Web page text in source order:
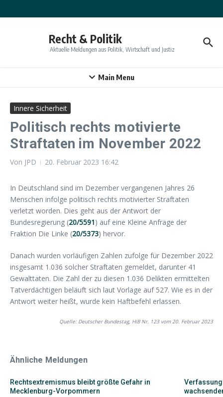
Recht & Politik
Aktuelle Meldungen aus Politik, Wirtschaft und Justiz
Main Menu
Innere Sicherheit
Politisch rechts motivierte
Straftaten im November 2022
Von JPD 20. Februar 2023 16:42
In Deutschland sind im Dezember vergangenen Jahres 26
Menschen infolge politisch rechts motivierter Straftaten
verletzt worden. Dies geht aus der Antwort der
Bundesregierung (20/5591) auf eine Kleine Anfrage der
Fraktion Die Linke (20/5373) hervor.
Danach wurden vorläufigen Zahlen zufolge für Dezember 2022
insgesamt 1.036 solcher Straftaten gemeldet, darunter 41
Gewalttaten. Die Zahl der zu diesen 1.036 Delikten ermittelten
Tatverdächtigen beläuft sich laut Vorlage auf 527. Wie es in der
Antwort weiter heißt, wurde kein Haftbefehl erlassen.
Quelle: Deutscher Bundestag, HiB Nr. 123 vom 20. Februar 2023
Ähnliche Meldungen
Rechtsextremismus bleibt größte Gefahr in
Mecklenburg-Vorpommern